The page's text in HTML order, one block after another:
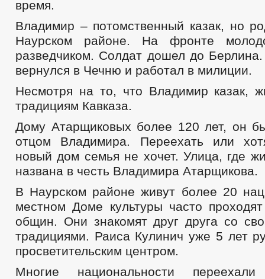
время.
Владимир – потомственный казак, но
Наурском районе. На фронте
разведчиком. Солдат дошел до
вернулся в Чечню и работал в милиции.
Несмотря на то, что Владимир казак,
традициям Кавказа.
Дому Атарщиковых более 120 лет, он
отцом Владимира. Переехать или
новый дом семья не хочет. Улица, где
названа в честь Владимира Атарщикова.
В Наурском районе живут более 20
местном Доме культуры часто
общин. Они знакомят друг друга со
традициями. Раиса Кулинич уже 5 лет
просветительским центром.
Многие национальности